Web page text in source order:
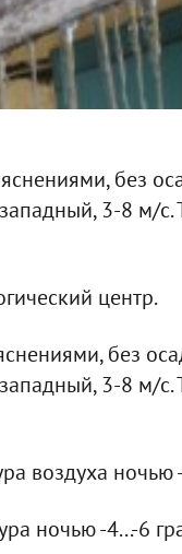
без
3-8 м/
центр.
без
3-8 м/
воздуха ночью
ночью -4...-6